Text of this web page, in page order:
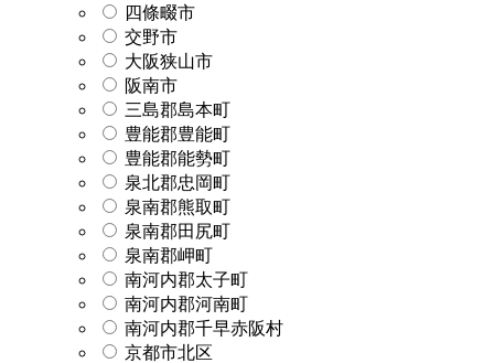
四條畷市
交野市
大阪狭山市
阪南市
三島郡島本町
豊能郡豊能町
豊能郡能勢町
泉北郡忠岡町
泉南郡熊取町
泉南郡田尻町
泉南郡岬町
南河内郡太子町
南河内郡河南町
南河内郡千早赤阪村
京都市北区